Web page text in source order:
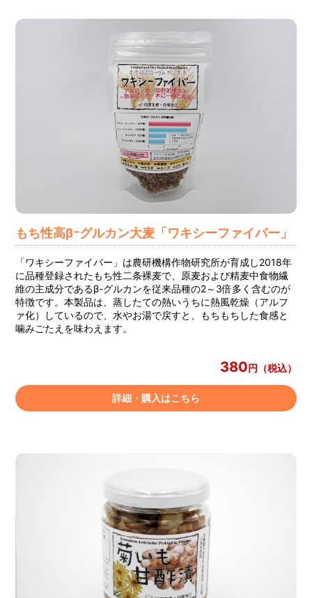
もち性高βｰグルカン大麦「ワキシーファイバー」
「ワキシーファイバー」は農研機構作物研究所が育成し2018年
に品種登録されたもち性二条裸麦で、原麦および精麦中食物繊
維の主成分であるβ-グルカンを従来品種の2～3倍多く含むのが
特徴です。本製品は、蒸したての熱いうちに熱風乾燥（アルフ
ァ化）しているので、水やお湯で戻すと、もちもちした食感と
噛みごたえを味わえます。
380円（税込）
詳細・購入はこちら